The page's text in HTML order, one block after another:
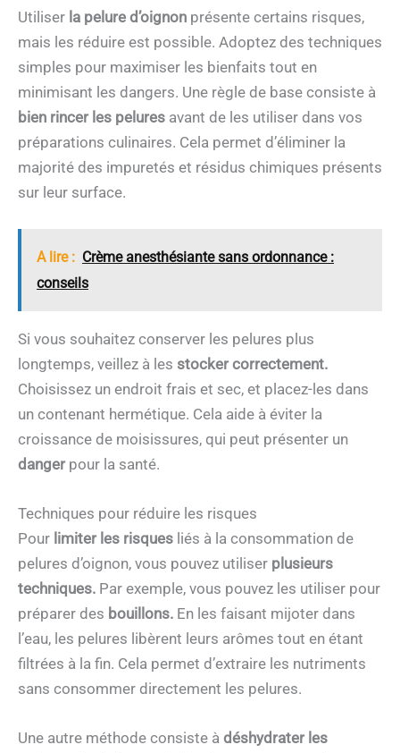
Utiliser la pelure d’oignon présente certains risques,
mais les réduire est possible. Adoptez des techniques
simples pour maximiser les bienfaits tout en
minimisant les dangers. Une règle de base consiste à
bien rincer les pelures avant de les utiliser dans vos
préparations culinaires. Cela permet d’éliminer la
majorité des impuretés et résidus chimiques présents
sur leur surface.
A lire : Crème anesthésiante sans ordonnance :
conseils
Si vous souhaitez conserver les pelures plus
longtemps, veillez à les stocker correctement.
Choisissez un endroit frais et sec, et placez-les dans
un contenant hermétique. Cela aide à éviter la
croissance de moisissures, qui peut présenter un
dangerpour la santé.
Techniques pour réduire les risques
Pour limiter les risques liés à la consommation de
pelures d’oignon, vous pouvez utiliser plusieurs
techniques. Par exemple, vous pouvez les utiliser pour
préparer des bouillons. En les faisant mijoter dans
l’eau, les pelures libèrent leurs arômes tout en étant
filtrées à la fin. Cela permet d’extraire les nutriments
sans consommer directement les pelures.
Une autre méthode consiste à déshydrater les